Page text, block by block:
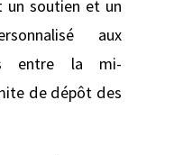
un soutien et un
aux
entre la mi-
de dépôt des